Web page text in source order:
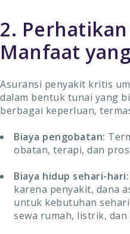
2.
Manfaat
Asuransi penyakit kritis
dalam bentuk tunai yang
berbagai keperluan,
Biaya pengobatan:
obatan, terapi, dan
Biaya hidup sehari-hari:
karena penyakit, dana
untuk kebutuhan
sewa rumah, listrik,